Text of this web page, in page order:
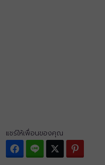
แชร์ให้เพื่อนของคุณ
Facebook
Line Twitter